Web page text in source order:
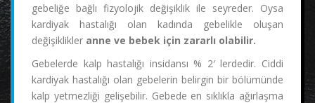
gebeliğe bağlı fizyolojik değişiklik ile seyreder. Oysa
kardiyak hastalığı olan kadında gebelikle oluşan
değişiklikler anne ve bebek için zararlı olabilir.
Gebelerde kalp hastalığı insidansı % 2′ lerdedir. Ciddi
kardiyak hastalığı olan gebelerin belirgin bir bölümünde
kalp yetmezliği gelişebilir. Gebede en sıklıkla ağırlaşma